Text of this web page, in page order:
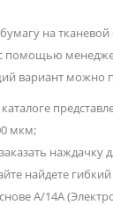
на
помощью
вариант можно
мкм;
наждачку
найдете
А/14А